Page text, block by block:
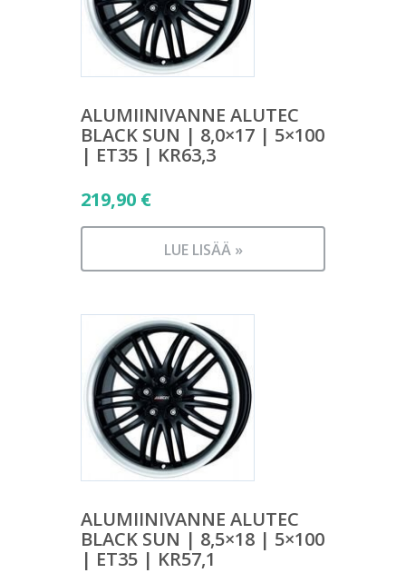
ALUMIINIVANNE ALUTEC
BLACK SUN | 8,0×17 | 5×100
| ET35 | KR63,3
219,90 €
LUE LISÄÄ »
ALUMIINIVANNE ALUTEC
BLACK SUN | 8,5×18 | 5×100
| ET35 | KR57,1